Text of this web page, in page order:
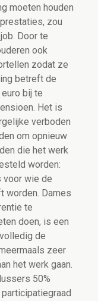
moeten houden
zou
Door te
ook
zodat ze
betreft de
bij te
Het is
verboden
om opnieuw
die het werk
worden:
voor wie de
worden. Dames
te
doen, is een
de
zeer
het werk gaan.
50%